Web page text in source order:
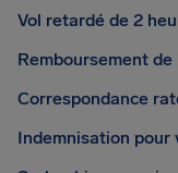
Vol retardé de 2
Remboursement
Correspondance
Indemnisation pour